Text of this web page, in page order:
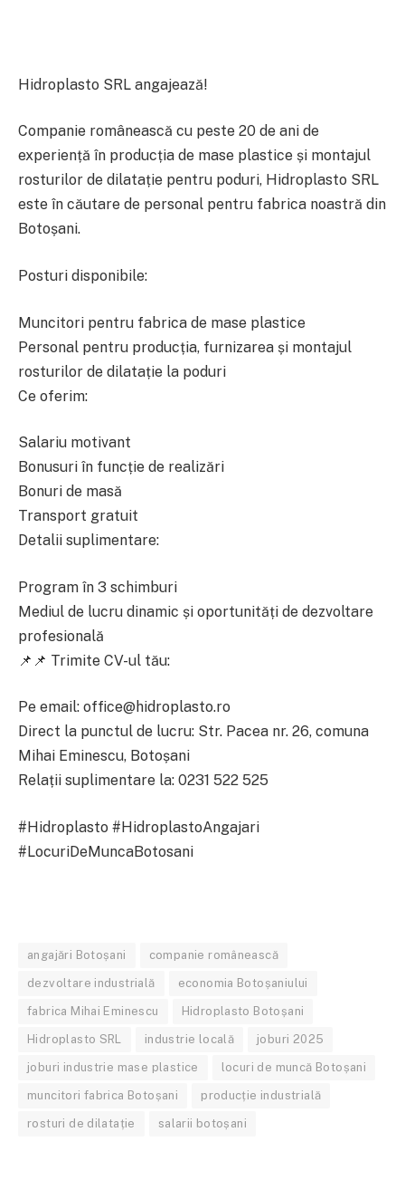
Hidroplasto SRL angajează!
Companie românească cu peste 20 de ani de
experiență în producția de mase plastice și montajul
rosturilor de dilatație pentru poduri, Hidroplasto SRL
este în căutare de personal pentru fabrica noastră din
Botoșani.
Posturi disponibile:
Muncitori pentru fabrica de mase plastice
Personal pentru producția, furnizarea și montajul
rosturilor de dilatație la poduri
Ce oferim:
Salariu motivant
Bonusuri în funcție de realizări
Bonuri de masă
Transport gratuit
Detalii suplimentare:
Program în 3 schimburi
Mediul de lucru dinamic și oportunități de dezvoltare
profesională
📌📌 Trimite CV-ul tău:
Pe email: office@hidroplasto.ro
Direct la punctul de lucru: Str. Pacea nr. 26, comuna
Mihai Eminescu, Botoșani
Relații suplimentare la: 0231 522 525
#Hidroplasto #HidroplastoAngajari
#LocuriDeMuncaBotosani
angajări Botoșani companie românească
dezvoltare industrială economia Botoșaniului
fabrica Mihai Eminescu Hidroplasto Botoșani
Hidroplasto SRL industrie locală joburi 2025
joburi industrie mase plastice locuri de muncă Botoșani
muncitori fabrica Botoșani producție industrială
rosturi de dilatație salarii botoșani